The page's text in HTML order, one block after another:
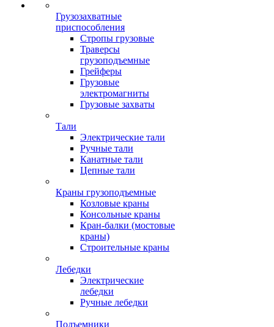
Грузозахватные
приспособления
Стропы грузовые
Траверсы
грузоподъемные
Грейферы
Грузовые
электромагниты
Грузовые захваты
Тали
Электрические тали
Ручные тали
Канатные тали
Цепные тали
Краны грузоподъемные
Козловые краны
Консольные краны
Кран-балки (мостовые
краны)
Строительные краны
Лебедки
Электрические
лебедки
Ручные лебедки
Подъемники